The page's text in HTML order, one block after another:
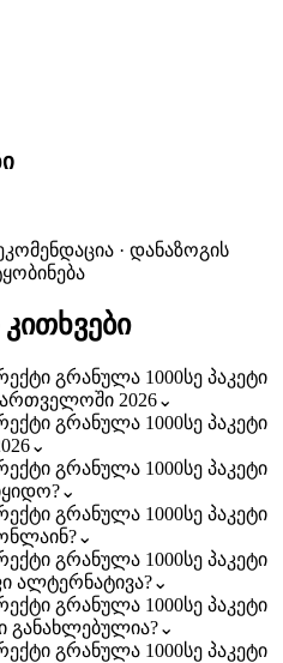
· დანაზოგის
გრანულა 1000სე პაკეტი
2026⌄
გრანულა 1000სე პაკეტი
⌄
გრანულა 1000სე პაკეტი
⌄
გრანულა 1000სე პაკეტი
⌄
გრანულა 1000სე პაკეტი
ალტერნატივა?⌄
გრანულა 1000სე პაკეტი
განახლებულია?⌄
გრანულა 1000სე პაკეტი